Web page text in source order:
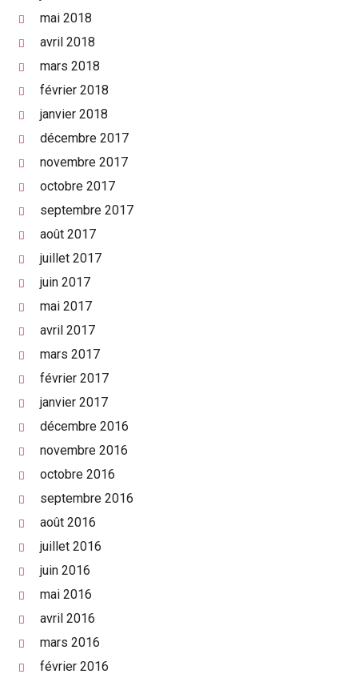
mai 2018
avril 2018
mars 2018
février 2018
janvier 2018
décembre 2017
novembre 2017
octobre 2017
septembre 2017
août 2017
juillet 2017
juin 2017
mai 2017
avril 2017
mars 2017
février 2017
janvier 2017
décembre 2016
novembre 2016
octobre 2016
septembre 2016
août 2016
juillet 2016
juin 2016
mai 2016
avril 2016
mars 2016
février 2016